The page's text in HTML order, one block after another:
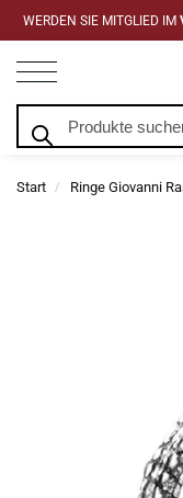
WERDEN SIE MITGLIED IM
Start / Ringe Giovanni